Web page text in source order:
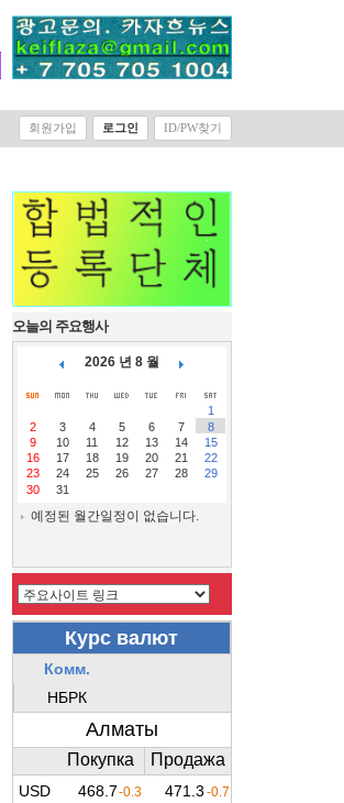
회원가입 로그인 ID/PW찾기
오늘의 주요행사
2026 년 8 월
1
2
3 4 5 6 7
8
9
10 11 12 13 14
15
16
17 18 19 20 21
22
23
24 25 26 27 28
29
30
31
예정된 월간일정이 없습니다.